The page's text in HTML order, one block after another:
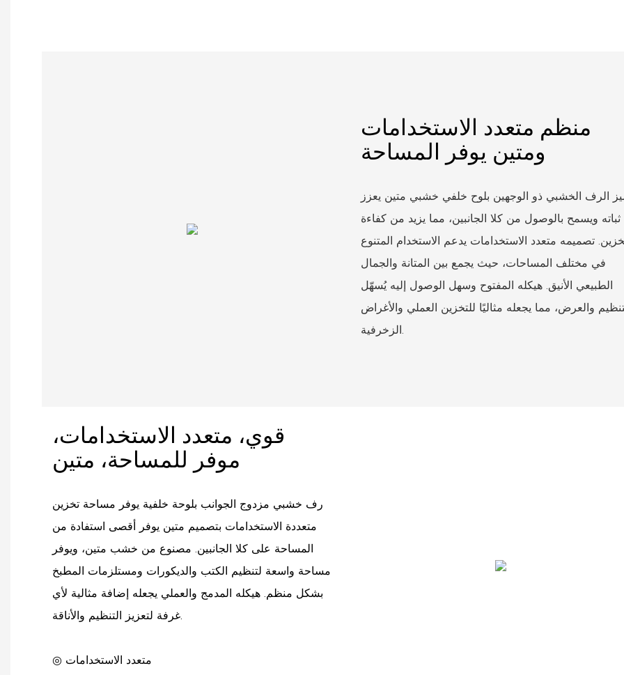
منظم متعدد الاستخدامات
ومتين يوفر المساحة
الرف الخشبي ذو الوجهين بلوح خلفي خشبي متين يعزز
ثباته ويسمح بالوصول من كلا الجانبين، مما يزيد من كفاءة
تصميمه متعدد الاستخدامات يدعم الاستخدام المتنوع
في مختلف المساحات، حيث يجمع بين المتانة والجمال
الطبيعي الأنيق. هيكله المفتوح وسهل الوصول إليه يُسهّل
والعرض، مما يجعله مثاليًا للتخزين العملي والأغراض
قوي، متعدد الاستخدامات،
موفر للمساحة، متين
رف خشبي مزدوج الجوانب بلوحة خلفية يوفر مساحة تخزين
متعددة الاستخدامات بتصميم متين يوفر أقصى استفادة من
المساحة على كلا الجانبين. مصنوع من خشب متين، ويوفر
مساحة واسعة لتنظيم الكتب والديكورات ومستلزمات المطبخ
بشكل منظم. هيكله المدمج والعملي يجعله إضافة مثالية لأي
غرفة لتعزيز التنظيم والأناقة.
◎ متعدد الاستخدامات